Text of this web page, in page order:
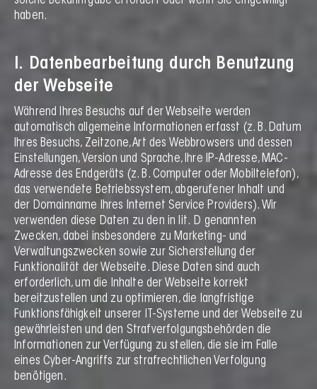
haben.
I. Datenbearbeitung durch Benutzung
der Webseite
Während Ihres Besuchs auf der Webseite werden
automatisch allgemeine Informationen erfasst (z. B. Datum
Ihres Besuchs, Zeitzone, Art des Webbrowsers und dessen
Einstellungen, Version und Sprache, Ihre IP-Adresse, MAC-
Adresse des Endgeräts (z. B. Computer oder Mobiltelefon),
das verwendete Betriebssystem, abgerufener Inhalt und
der Domainname Ihres Internet Service Providers). Wir
verwenden diese Daten zu den in lit. D genannten
Zwecken, dabei insbesondere zu Marketing- und
Verwaltungszwecken sowie zur Sicherstellung der
Funktionalität der Webseite. Diese Daten sind auch
erforderlich, um die Inhalte der Webseite korrekt
bereitzustellen und zu optimieren, die langfristige
Funktionsfähigkeit unserer IT-Systeme und der Webseite zu
gewährleisten und den Strafverfolgungsbehörden die
Informationen zur Verfügung zu stellen, die sie im Falle
eines Cyber-Angriffs zur strafrechtlichen Verfolgung
benötigen.